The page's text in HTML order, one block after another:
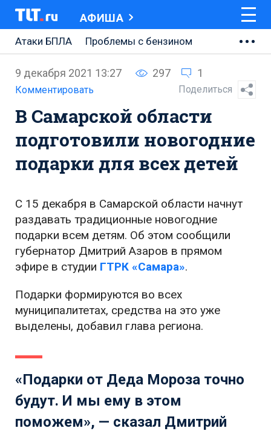
АФИША
Атаки БПЛА
Проблемы с бензином
АВТОВАЗ
Ремонт Центральной площади
Ремонт Обводного шоссе
Набережная Тольятти
Неделя Тольятти
9 декабря 2021 13:27 297 1
Комментировать Поделиться
В Самарской области
подготовили новогодние
подарки для всех детей
С 15 декабря в Самарской области начнут
раздавать традиционные новогодние
подарки всем детям. Об этом сообщили
губернатор Дмитрий Азаров в прямом
эфире в студии ГТРК «Самара».
Подарки формируются во всех
муниципалитетах, средства на это уже
выделены, добавил глава региона.
«Подарки от Деда Мороза точно
будут. И мы ему в этом
поможем», — сказал Дмитрий